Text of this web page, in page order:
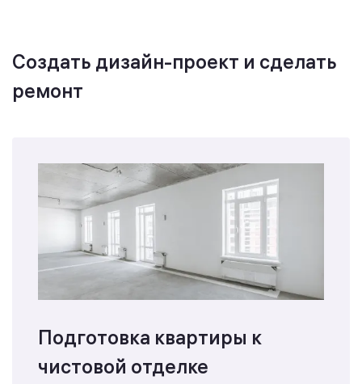
Создать дизайн-проект и сделать
ремонт
Подготовка квартиры к
чистовой отделке